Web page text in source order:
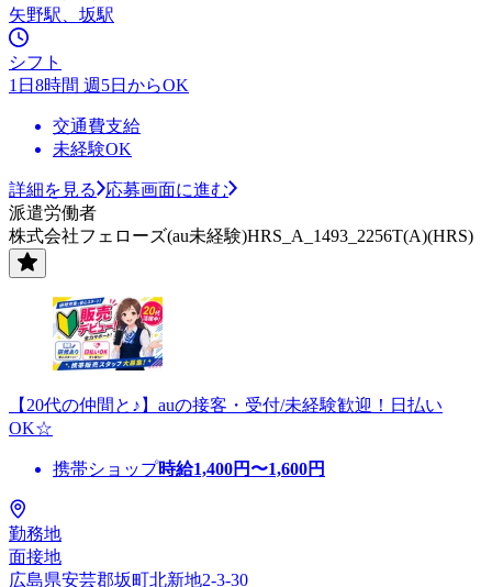
矢野駅、坂駅
シフト
1日8時間 週5日からOK
交通費支給
未経験OK
詳細を見る
応募画面に進む
派遣労働者
株式会社フェローズ(au未経験)HRS_A_1493_2256T(A)(HRS)
【20代の仲間と♪】auの接客・受付/未経験歓迎！日払い
OK☆
携帯ショップ時給1,400円〜1,600円
勤務地
面接地
広島県安芸郡坂町北新地2-3-30